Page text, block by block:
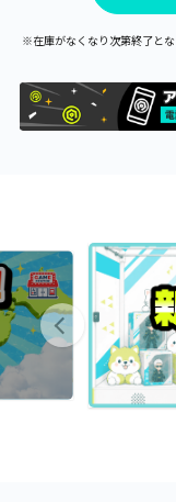
※在庫がなくなり次第終了と